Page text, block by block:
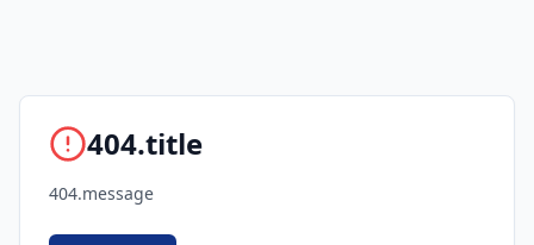
404.title
404.message